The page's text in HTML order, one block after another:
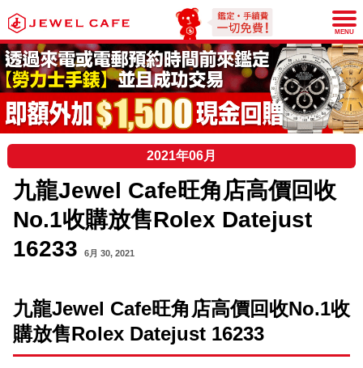
JEWEL CAFE
MENU
2021年06月
九龍Jewel Cafe旺角店高價回收
No.1收購放售Rolex Datejust
16233
6月 30, 2021
九龍Jewel Cafe旺角店高價回收No.1收
購放售Rolex Datejust 16233